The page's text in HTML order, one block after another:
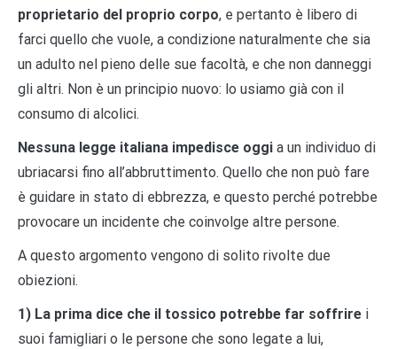
proprietario del proprio corpo, e pertanto è libero di
farci quello che vuole, a condizione naturalmente che sia
un adulto nel pieno delle sue facoltà, e che non danneggi
gli altri. Non è un principio nuovo: lo usiamo già con il
consumo di alcolici.
Nessuna legge italiana impedisce oggi a un individuo di
ubriacarsi fino all’abbruttimento. Quello che non può fare
è guidare in stato di ebbrezza, e questo perché potrebbe
provocare un incidente che coinvolge altre persone.
A questo argomento vengono di solito rivolte due
obiezioni.
1) La prima dice che il tossico potrebbe far soffrire i
suoi famigliari o le persone che sono legate a lui,